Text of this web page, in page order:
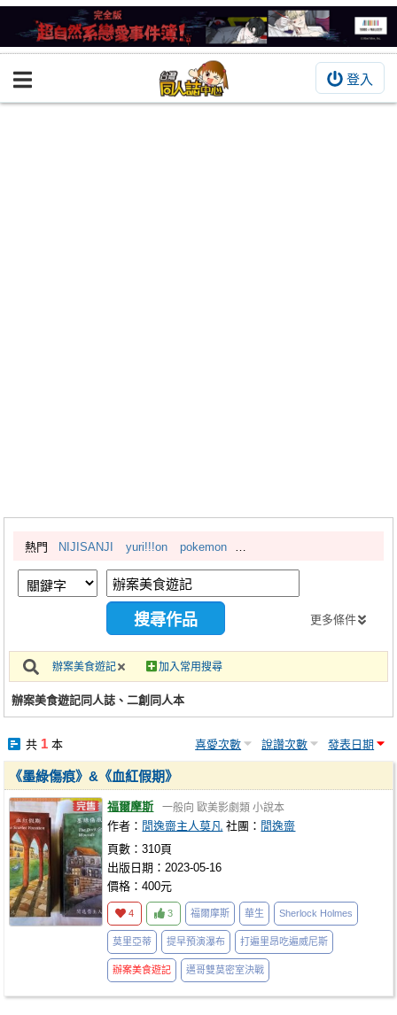
登入
BOOKY書集倉庫
繪圖藝廊
交流中心
攤位轉讓區
會員中心
註冊會員
熱門 NIJISANJI yuri!!!on pokemon
更多條件
辦案美食遊記 加入常用搜尋
辦案美食遊記同人誌、二創同人本
共 1本 喜愛次數 說讚次數 發表日期
《墨綠傷痕》&《血紅假期》
福爾摩斯 一般向 歐美影劇類 小說本
作者： 閒逸齋主人莫凡 社團： 閒逸齋
頁數：310頁
出版日期：2023-05-16
價格：400元
4 3 福爾摩斯 華生 Sherlock Holmes
莫里亞蒂 提早預演瀑布 打遍里昂吃遍威尼斯
辦案美食遊記 邁哥雙莫密室決戰